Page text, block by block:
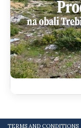
TERMS AND CONDITIONS